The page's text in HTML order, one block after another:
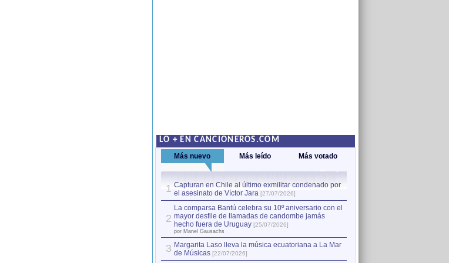
LO + EN CANCIONEROS.COM
Más nuevo Más leído Más votado
1 Capturan en Chile al último exmilitar condenado por
el asesinato de Víctor Jara [27/07/2026]
2
La comparsa Bantú celebra su 10º aniversario con el
mayor desfile de llamadas de candombe jamás
hecho fuera de Uruguay [25/07/2026]
por Manel Gausachs
3 Margarita Laso lleva la música ecuatoriana a La Mar
de Músicas [22/07/2026]